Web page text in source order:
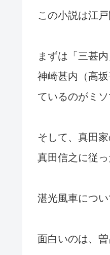
この小説は江
まずは「三甚
神崎甚内（高
ているのがミソ
そして、真田
真田信之に従っ
湛光風車につ
面白いのは、曽